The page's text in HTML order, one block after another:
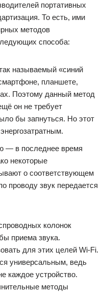
портативных
То есть, ими
методов
способа:
называемый «синий
планшете,
Поэтому данный метод
он не требует
бы запнуться. Но этот
— в последнее время
некоторые
о соответствующем
проводу звук передается
колонок
приема звука.
для этих целей Wi-Fi.
универсальным, ведь
каждое устройство.
методы